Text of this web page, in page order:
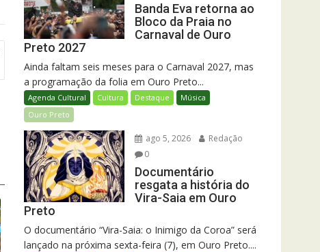
Banda Eva retorna ao
Bloco da Praia no
Carnaval de Ouro
Preto 2027
Ainda faltam seis meses para o Carnaval 2027, mas
a programação da folia em Ouro Preto...
Agenda Cultural Cultura Destaque
Música
Ouro Preto
ago 5, 2026
Redação
0
Documentário
resgata a história do
Vira-Saia em Ouro
Preto
O documentário “Vira-Saia: o Inimigo da Coroa” será
lançado na próxima sexta-feira (7), em Ouro Preto....